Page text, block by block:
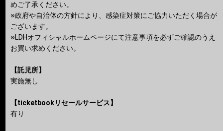
めご了承ください。
※政府や自治体の方針により、感染症対策にご協力いただく場合が
ございます。
※LDHオフィシャルホームページにて注意事項を必ずご確認のうえ
お買い求めください。
【託児所】
実施無し
【ticketbookリセールサービス】
有り